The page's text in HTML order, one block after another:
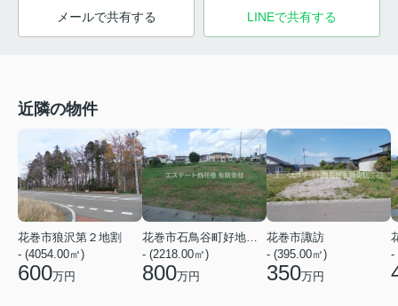
メールで共有する LINEで共有する
近隣の物件
花巻市狼沢第２地割
- (4054.00㎡)
600万円
- (2218.00㎡)
800万円
花巻市諏訪
- (395.00㎡)
350万円
-